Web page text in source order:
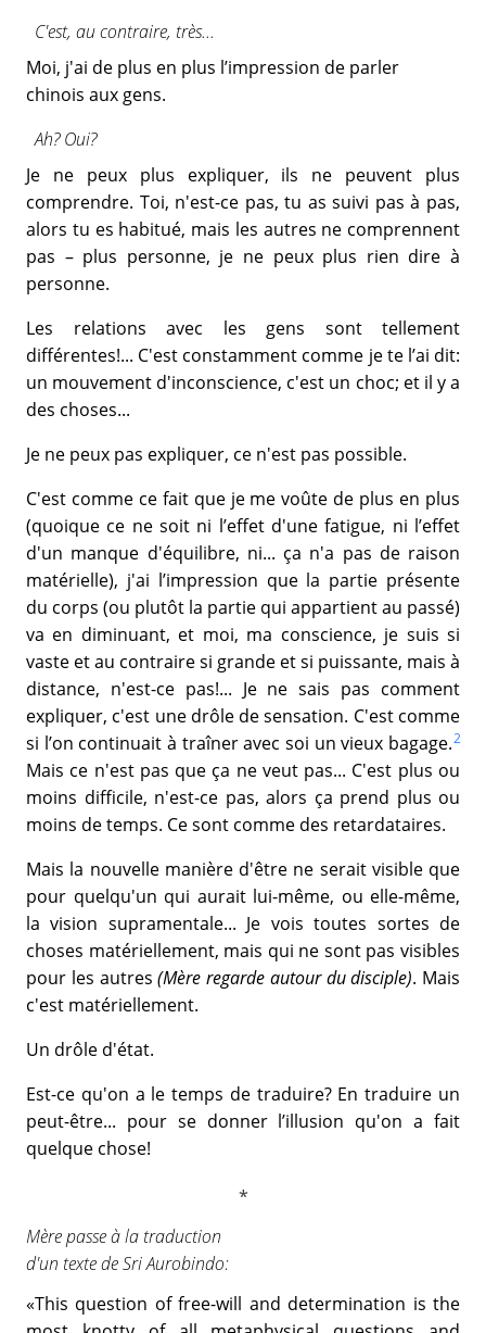
C'est, au contraire, très...
Moi, j'ai de plus en plus l’impression de parler
chinois aux gens.
Ah? Oui?
Je ne peux plus expliquer, ils ne peuvent plus
comprendre. Toi, n'est-ce pas, tu as suivi pas à pas,
alors tu es habitué, mais les autres ne comprennent
pas – plus personne, je ne peux plus rien dire à
personne.
Les relations avec les gens sont tellement
différentes!... C'est constamment comme je te l’ai dit:
un mouvement d'inconscience, c'est un choc; et il y a
des choses...
Je ne peux pas expliquer, ce n'est pas possible.
C'est comme ce fait que je me voûte de plus en plus
(quoique ce ne soit ni l’effet d'une fatigue, ni l’effet
d'un manque d'équilibre, ni... ça n'a pas de raison
matérielle), j'ai l’impression que la partie présente
du corps (ou plutôt la partie qui appartient au passé)
va en diminuant, et moi, ma conscience, je suis si
vaste et au contraire si grande et si puissante, mais à
distance, n'est-ce pas!... Je ne sais pas comment
expliquer, c'est une drôle de sensation. C'est comme
si l’on continuait à traîner avec soi un vieux bagage.2
Mais ce n'est pas que ça ne veut pas... C'est plus ou
moins difficile, n'est-ce pas, alors ça prend plus ou
moins de temps. Ce sont comme des retardataires.
Mais la nouvelle manière d'être ne serait visible que
pour quelqu'un qui aurait lui-même, ou elle-même,
la vision supramentale... Je vois toutes sortes de
choses matériellement, mais qui ne sont pas visibles
pour les autres(Mère regarde autour du disciple). Mais
c'est matériellement.
Un drôle d'état.
Est-ce qu'on a le temps de traduire? En traduire un
peut-être... pour se donner l’illusion qu'on a fait
quelque chose!
Mère passe à la traduction
d'un texte de Sri Aurobindo:
«This question of free-will and determination is the